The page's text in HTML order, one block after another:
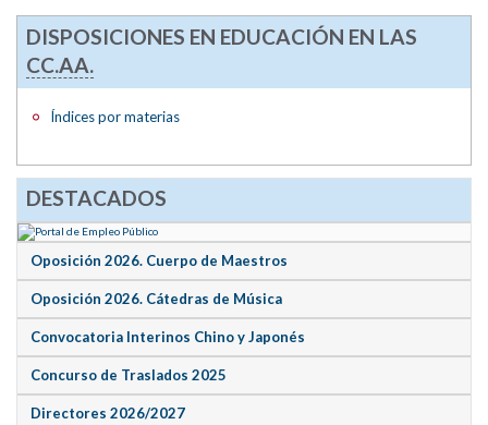
DISPOSICIONES EN EDUCACIÓN EN LAS
CC.AA.
Índices por materias
DESTACADOS
Oposición 2026. Cuerpo de Maestros
Oposición 2026. Cátedras de Música
Convocatoria Interinos Chino y Japonés
Concurso de Traslados 2025
Directores 2026/2027